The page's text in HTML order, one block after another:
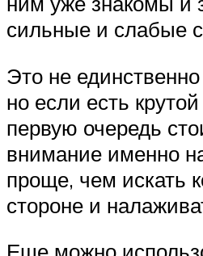
сильные и слабые
Это не
но если есть
первую очередь
внимание именно
проще, чем искать
стороне и